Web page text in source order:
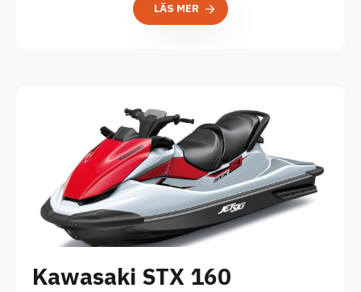
LÄS MER
Kawasaki STX 160